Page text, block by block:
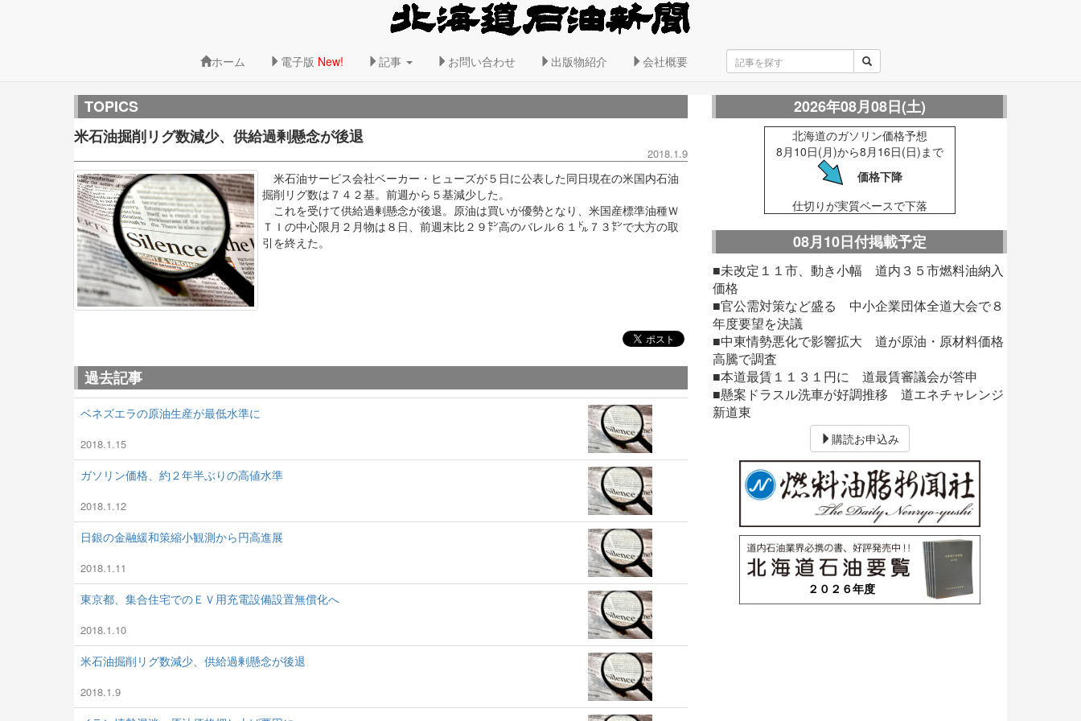
ホーム 電子版 New! 記事 お問い合わせ 出版物紹介 会社概要
TOPICS
米石油掘削リグ数減少、供給過剰懸念が後退
2018.1.9
米石油サービス会社ベーカー・ヒューズが５日に公表した同日現在の米国内石油
掘削リグ数は７４２基。前週から５基減少した。
これを受けて供給過剰懸念が後退。原油は買いが優勢となり、米国産標準油種Ｗ
ＴＩの中心限月２月物は８日、前週末比２９㌣高のバレル６１㌦７３㌣で大方の取
引を終えた。
過去記事
ベネズエラの原油生産が最低水準に
2018.1.15
ガソリン価格、約２年半ぶりの高値水準
2018.1.12
日銀の金融緩和策縮小観測から円高進展
2018.1.11
東京都、集合住宅でのＥＶ用充電設備設置無償化へ
2018.1.10
米石油掘削リグ数減少、供給過剰懸念が後退
2018.1.9
2026年08月08日(土)
北海道のガソリン価格予想
8月10日(月)から8月16日(日)まで
価格下降
仕切りが実質ベースで下落
08月10日付掲載予定
■未改定１１市、動き小幅 道内３５市燃料油納入
価格
■官公需対策など盛る 中小企業団体全道大会で８
年度要望を決議
■中東情勢悪化で影響拡大 道が原油・原材料価格
高騰で調査
■本道最賃１１３１円に 道最賃審議会が答申
■懸案ドラスル洗車が好調推移 道エネチャレンジ
新道東
購読お申込み
２０２６年度